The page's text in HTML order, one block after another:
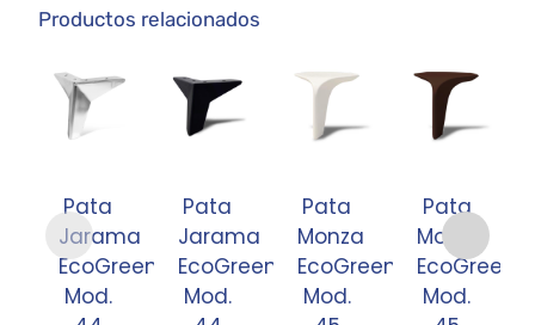
Productos relacionados
Pata
Jarama
EcoGreen
Mod.
Pata
Jarama
EcoGreen
Mod.
Pata
Monza
EcoGreen
Mod.
Pata
Monza
EcoGreen
Mod.